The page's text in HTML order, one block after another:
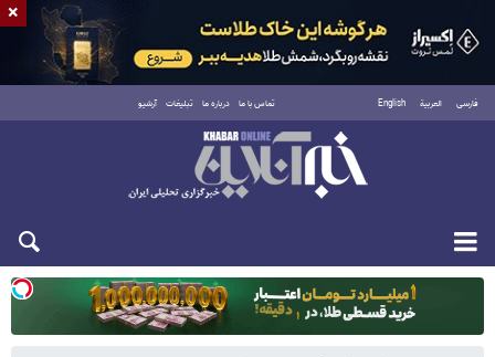
فارسی العربية English تماس با ما درباره ما تبلیغات آرشیو
یکشنبه ۱۸ مرداد ۱۴۰۵
×